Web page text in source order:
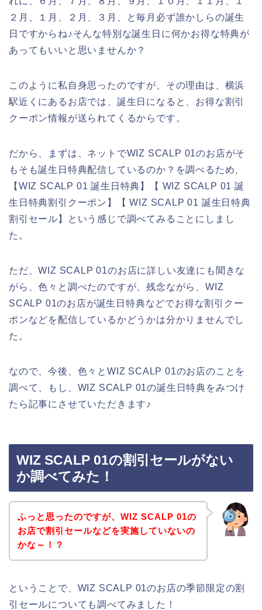
２月、１月、２月、３月、と毎月必ず誰かしらの誕生
日ですからね♪そんな特別な誕生日に何かお得な特典が
あってもいいと思いませんか？
このように私自身思ったのですが、その理由は、横浜
駅近くにあるお店では、誕生日になると、お得な割引
クーポン情報が送られてくるからです。
だから、まずは、ネットでWIZ SCALP 01のお店がそ
もそも誕生日特典配信しているのか？を調べるため、
【WIZ SCALP 01 誕生日特典】【 WIZ SCALP 01 誕
生日特典割引クーポン】【 WIZ SCALP 01 誕生日特典
割引セール】という感じで調べてみることにしまし
た。
ただ、WIZ SCALP 01のお店に詳しい友達にも聞きな
がら、色々と調べたのですが、残念ながら、WIZ
SCALP 01のお店が誕生日特典などでお得な割引クー
ポンなどを配信しているかどうかは分かりませんでし
た。
なので、今後、色々とWIZ SCALP 01のお店のことを
調べて、もし、WIZ SCALP 01の誕生日特典をみつけ
たら記事にさせていただきます♪
WIZ SCALP 01の割引セールがない
か調べてみた！
ふっと思ったのですが、WIZ SCALP 01の
お店で割引セールなどを実施していないの
かな～！？
ということで、WIZ SCALP 01のお店の季節限定の割
引セールについても調べてみました！